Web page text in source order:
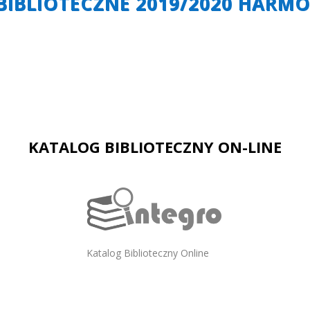
KATALOG BIBLIOTECZNY ON-LINE
Katalog Biblioteczny Online